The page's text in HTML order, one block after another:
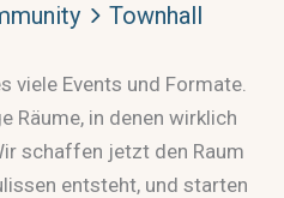
Townhall
viele Events und Formate.
Räume, in denen wirklich
schaffen jetzt den Raum
entsteht, und starten